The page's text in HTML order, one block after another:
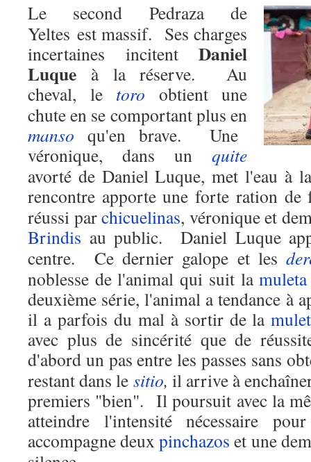
Le second Pedraza de
Yeltes est massif. Ses charges
incertaines incitent Daniel
Luque à la réserve.
Au
cheval, le toro obtient une
chute en se comportant plus en
manso qu'en brave.
Une
véronique, dans un quite
avorté de Daniel Luque, met l'eau à
rencontre apporte une forte ration de
réussi parchicuelinas, véronique et
Brindis au public. Daniel Luque
centre.
Ce dernier galope et les
noblesse de l'animal qui suit lamuleta
deuxième série, l'animal a tendance à
il a parfois du mal à sortir de la
avec plus de sincérité que de
d'abord un pas entre les passes sans
restant dans le sitio, il arrive à
premiers "bien". Il poursuit avec la
atteindre l'intensité nécessaire
accompagne deuxpinchazos et une